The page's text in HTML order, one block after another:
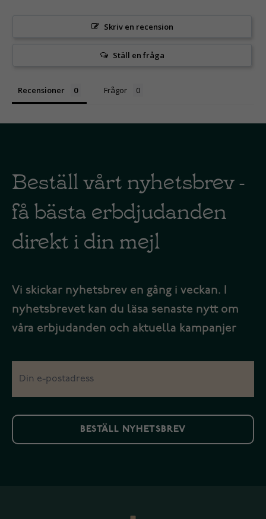
Skriv en recension
Ställ en fråga
Recensioner Frågor
Beställ vårt nyhetsbrev -
få bästa erbdjudanden
direkt i din mejl
Vi skickar nyhetsbrev en gång i veckan. I
nyhetsbrevet kan du läsa senaste nytt om
våra erbjudanden och aktuella kampanjer
BESTÄLL NYHETSBREV